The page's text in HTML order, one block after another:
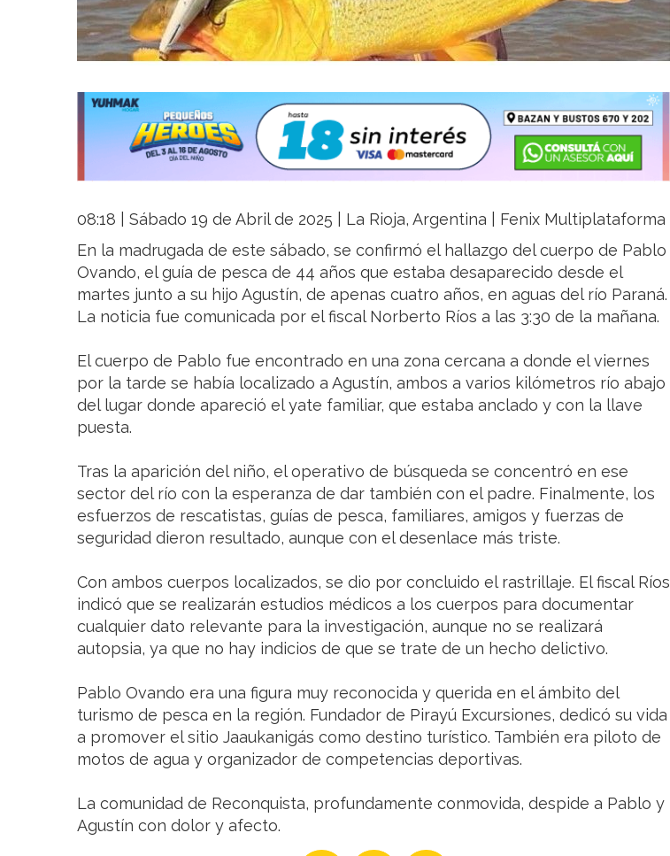
08:18 | Sábado 19 de Abril de 2025 | La Rioja, Argentina | Fenix Multiplataforma
En la madrugada de este sábado, se confirmó el hallazgo del cuerpo de Pablo
Ovando, el guía de pesca de 44 años que estaba desaparecido desde el
martes junto a su hijo Agustín, de apenas cuatro años, en aguas del río Paraná.
La noticia fue comunicada por el fiscal Norberto Ríos a las 3:30 de la mañana.
El cuerpo de Pablo fue encontrado en una zona cercana a donde el viernes
por la tarde se había localizado a Agustín, ambos a varios kilómetros río abajo
del lugar donde apareció el yate familiar, que estaba anclado y con la llave
puesta.
Tras la aparición del niño, el operativo de búsqueda se concentró en ese
sector del río con la esperanza de dar también con el padre. Finalmente, los
esfuerzos de rescatistas, guías de pesca, familiares, amigos y fuerzas de
seguridad dieron resultado, aunque con el desenlace más triste.
Con ambos cuerpos localizados, se dio por concluido el rastrillaje. El fiscal Ríos
indicó que se realizarán estudios médicos a los cuerpos para documentar
cualquier dato relevante para la investigación, aunque no se realizará
autopsia, ya que no hay indicios de que se trate de un hecho delictivo.
Pablo Ovando era una figura muy reconocida y querida en el ámbito del
turismo de pesca en la región. Fundador de Pirayú Excursiones, dedicó su vida
a promover el sitio Jaaukanigás como destino turístico. También era piloto de
motos de agua y organizador de competencias deportivas.
La comunidad de Reconquista, profundamente conmovida, despide a Pablo y
Agustín con dolor y afecto.